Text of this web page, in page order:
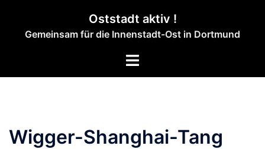
springen
Oststadt aktiv !
Gemeinsam für die Innenstadt-Ost in Dortmund
Menü
Wigger-Shanghai-Tang